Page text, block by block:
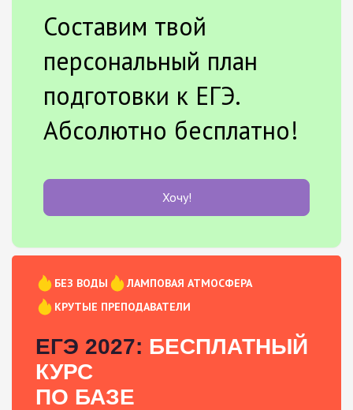
Составим твой
персональный план
подготовки к ЕГЭ.
Абсолютно бесплатно!
Хочу!
БЕЗ ВОДЫ
ЛАМПОВАЯ АТМОСФЕРА
КРУТЫЕ ПРЕПОДАВАТЕЛИ
ЕГЭ 2027: БЕСПЛАТНЫЙ
КУРС
ПО БАЗЕ